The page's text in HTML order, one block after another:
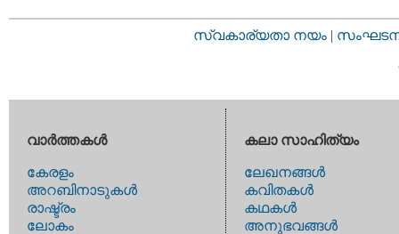
സ്വകാര്യതാ നയം |
വാര്‍ത്തകള്‍
കേരളം
അറബിനാടുകള്‍
രാഷ്ട്രം
ലോകം
കലാ സാഹിത്യം
ലേഖനങ്ങള്‍
കവിതകള്‍
കഥകള്‍
അനുഭവങ്ങള്‍